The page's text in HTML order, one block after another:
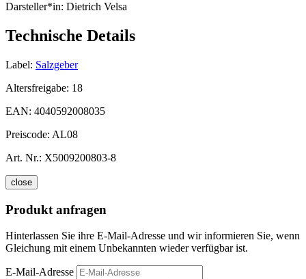
Darsteller*in: Dietrich Velsa
Technische Details
Label: Salzgeber
Altersfreigabe: 18
EAN: 4040592008035
Preiscode: AL08
Art. Nr.: X5009200803-8
close
Produkt anfragen
Hinterlassen Sie ihre E-Mail-Adresse und wir informieren Sie, wenn
Gleichung mit einem Unbekannten wieder verfügbar ist.
E-Mail-Adresse